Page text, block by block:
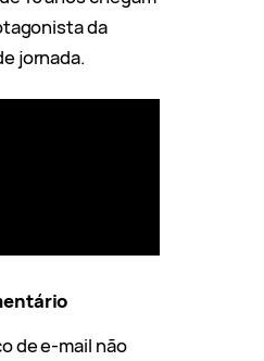
da
jornada.
de e-mail não